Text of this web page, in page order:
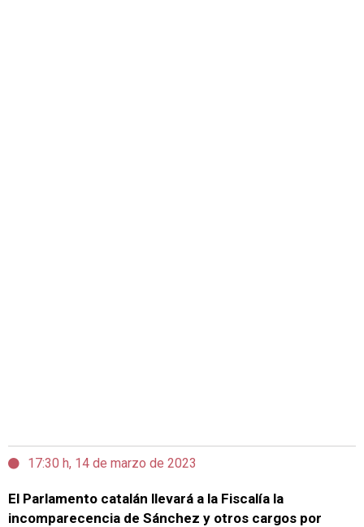
17:30 h, 14 de marzo de 2023
El Parlamento catalán llevará a la Fiscalía la
incomparecencia de Sánchez y otros cargos por